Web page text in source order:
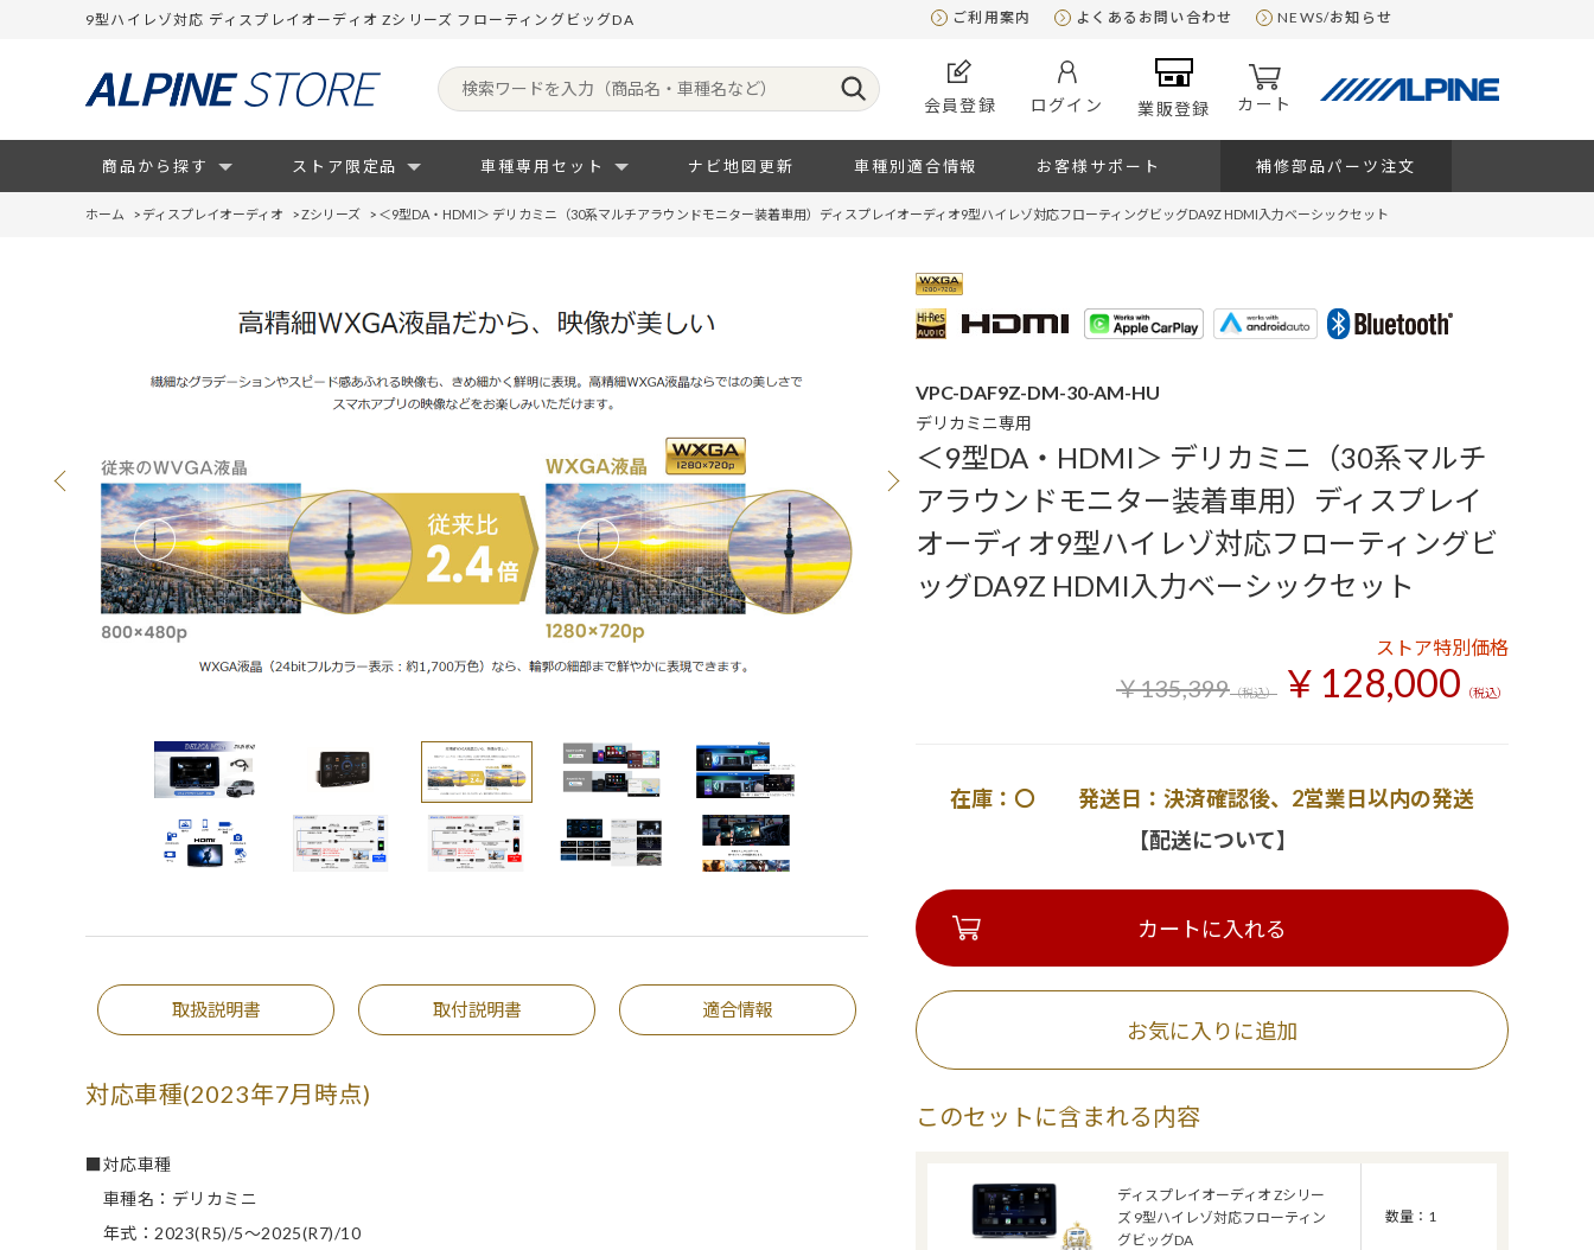
9型ハイレゾ対応 ディスプレイオーディオ Zシリーズ フローティングビッグDA ご利用案内 よくあるお問い合わせ NEWS/お知らせ
会員登録 ログイン 業販登録 カート
商品から探す ストア限定品 車種専用セット ナビ地図更新 車種別適合情報 お客様サポート 補修部品パーツ注文
ホーム > ディスプレイオーディオ >Zシリーズ > ＜9型DA・HDMI＞ デリカミニ（30系マルチアラウンドモニター装着車用）ディスプレイオーディオ9型ハイレゾ対応フローティングビッグDA9Z HDMI入力ベーシックセット
取扱説明書 取付説明書 適合情報
対応車種(2023年7月時点)
■対応車種
車種名：デリカミニ
年式：2023(R5)/5～2025(R7)/10
デリカミニ専用
VPC-DAF9Z-DM-30-AM-HU
＜9型DA・HDMI＞ デリカミニ（30系マルチ
アラウンドモニター装着車用）ディスプレイ
オーディオ9型ハイレゾ対応フローティングビ
ッグDA9Z HDMI入力ベーシックセット
ストア特別価格
￥135,399（税込） ￥128,000 （税込）
在庫：〇 発送日：決済確認後、2営業日以内の発送
【配送について】
カートに入れる
このセットに含まれる内容
ディスプレイオーディオ Zシリー
ズ 9型ハイレゾ対応フローティン
グビッグDA
数量：1
お気に入りに追加